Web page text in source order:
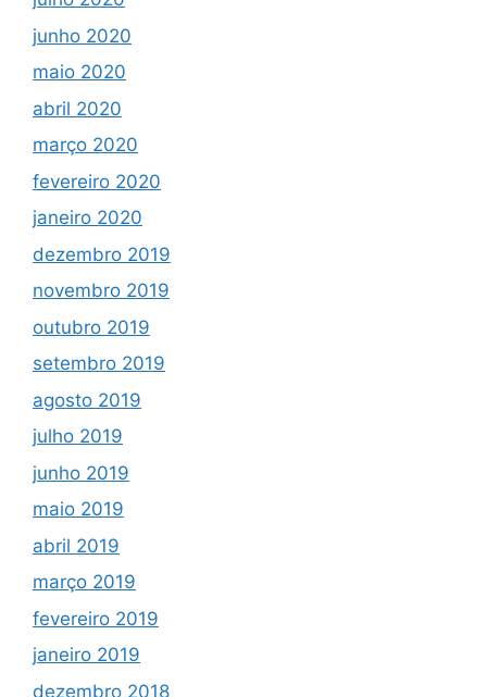
junho 2020
maio 2020
abril 2020
março 2020
fevereiro 2020
janeiro 2020
dezembro 2019
novembro 2019
outubro 2019
setembro 2019
agosto 2019
julho 2019
junho 2019
maio 2019
abril 2019
março 2019
fevereiro 2019
janeiro 2019
dezembro 2018